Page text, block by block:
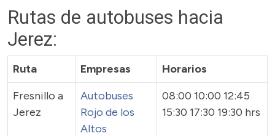
Rutas de autobuses hacia
Jerez:
Ruta Empresas
Horarios
Fresnillo a
Jerez
Autobuses
Rojo de los
Altos
08:00 10:00 12:45
15:30 17:30 19:30 hrs